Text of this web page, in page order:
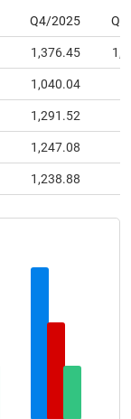
Q4/2025
1,376.45
1,040.04
1,291.52
1,247.08
1,238.88